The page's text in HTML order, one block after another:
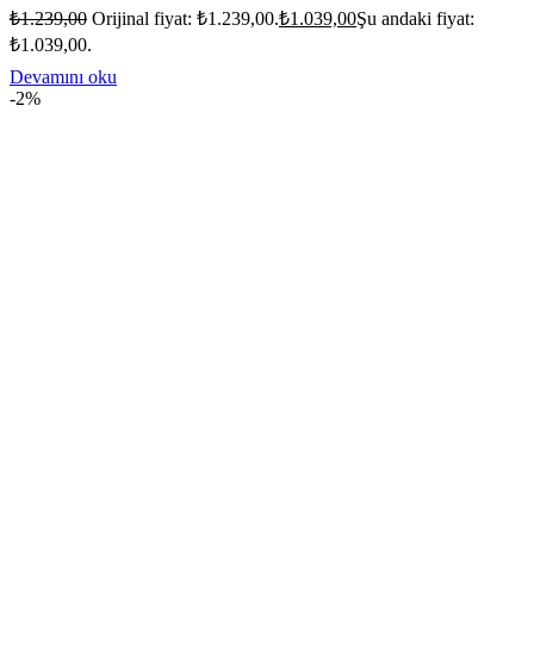
₺1.239,00 Orijinal fiyat: ₺1.239,00.₺1.039,00Şu andaki fiyat:
₺1.039,00.
Devamını oku
-2%